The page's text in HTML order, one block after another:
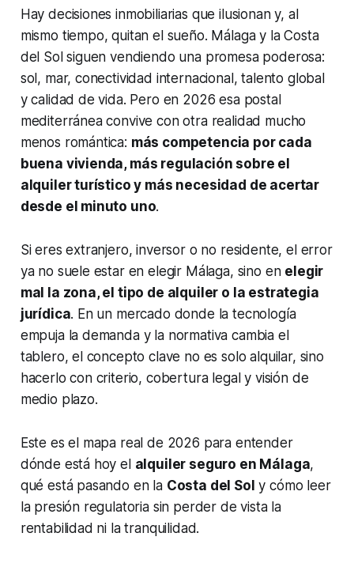
Hay decisiones inmobiliarias que ilusionan y, al
mismo tiempo, quitan el sueño. Málaga y la Costa
del Sol siguen vendiendo una promesa poderosa:
sol, mar, conectividad internacional, talento global
y calidad de vida. Pero en 2026 esa postal
mediterránea convive con otra realidad mucho
menos romántica: más competencia por cada
buena vivienda, más regulación sobre el
alquiler turístico y más necesidad de acertar
desde el minuto uno.
Si eres extranjero, inversor o no residente, el error
ya no suele estar en elegir Málaga, sino en elegir
mal la zona, el tipo de alquiler o la estrategia
jurídica. En un mercado donde la tecnología
empuja la demanda y la normativa cambia el
tablero, el concepto clave no es solo alquilar, sino
hacerlo con criterio, cobertura legal y visión de
medio plazo.
Este es el mapa real de 2026 para entender
dónde está hoy el alquiler seguro en Málaga,
qué está pasando en la Costa del Sol y cómo leer
la presión regulatoria sin perder de vista la
rentabilidad ni la tranquilidad.